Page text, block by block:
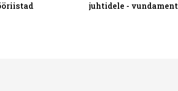
juhtidele - vundament